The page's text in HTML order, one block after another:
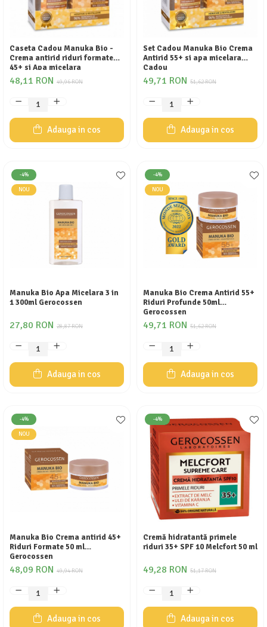
Caseta Cadou Manuka Bio -
Crema antirid riduri formate
45+ si Apa micelara
Gerocossen 49,96 RON
48,11 RON
Adauga in cos
Set Cadou Manuka Bio Crema
Antirid 55+ si apa micelara
Cadou
51,62 RON
49,71 RON
Adauga in cos
-4%
NOU
Manuka Bio Apa Micelara 3 in
1 300ml Gerocossen
28,87 RON
27,80 RON
Adauga in cos
-4%
NOU
Manuka Bio Crema Antirid 55+
Riduri Profunde 50ml
Gerocossen
51,62 RON
49,71 RON
Adauga in cos
-4%
NOU
Manuka Bio Crema antirid 45+
Riduri Formate 50 ml
Gerocossen
49,94 RON
48,09 RON
Adauga in cos
-4%
Cremă hidratantă primele
riduri 35+ SPF 10 Melcfort 50 ml
51,17 RON
49,28 RON
Adauga in cos